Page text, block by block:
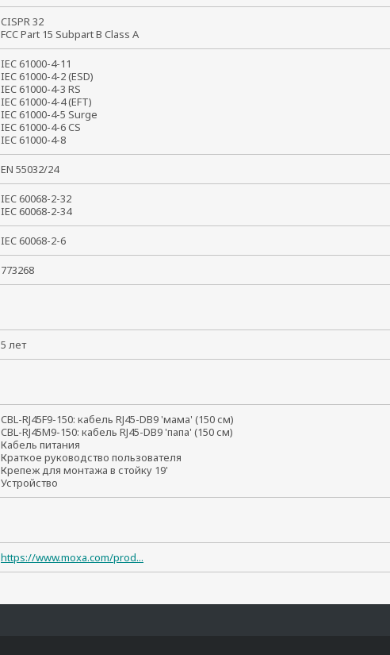
CISPR 32
FCC Part 15 Subpart B Class A
IEC 61000-4-11
IEC 61000-4-2 (ESD)
IEC 61000-4-3 RS
IEC 61000-4-4 (EFT)
IEC 61000-4-5 Surge
IEC 61000-4-6 CS
IEC 61000-4-8
EN 55032/24
IEC 60068-2-32
IEC 60068-2-34
IEC 60068-2-6
773268
5 лет
CBL-RJ45F9-150: кабель RJ45-DB9 'мама' (150 см)
CBL-RJ45M9-150: кабель RJ45-DB9 'папа' (150 см)
Кабель питания
Краткое руководство пользователя
Крепеж для монтажа в стойку 19'
Устройство
https://www.moxa.com/prod...